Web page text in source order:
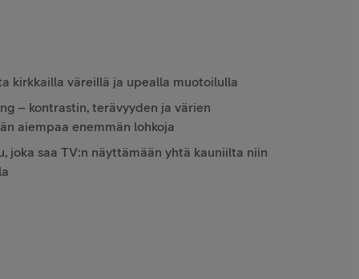
kirkkailla väreillä ja upealla muotoilulla
– kontrastin, terävyyden ja värien
aiempaa enemmän lohkoja
joka saa TV:n näyttämään yhtä kauniilta niin